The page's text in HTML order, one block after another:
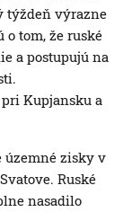
týždeň výrazne
tom, že ruské
a postupujú na
Kupjansku a
územné zisky v
Ruské
nasadilo